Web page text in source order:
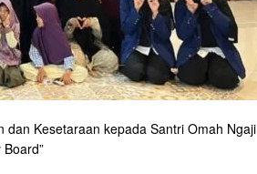
dan Kesetaraan kepada Santri Omah Ngaji